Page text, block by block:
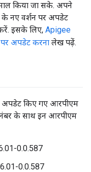
किया जा सके. अपने
के नए वर्शन पर अपडेट
इसके लिए, Apigee
अपडेट करना लेख पढ़ें.
अपडेट किए गए आरपीएम
के साथ इन आरपीएम
0.0.587
0.0.587